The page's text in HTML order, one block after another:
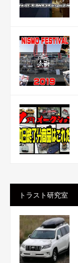
トラスト研究室